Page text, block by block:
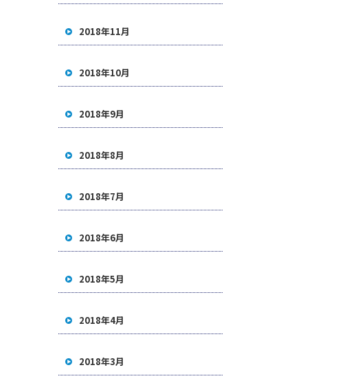
2018年11月
2018年10月
2018年9月
2018年8月
2018年7月
2018年6月
2018年5月
2018年4月
2018年3月